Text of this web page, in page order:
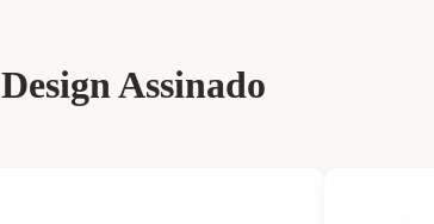
Design Assinado